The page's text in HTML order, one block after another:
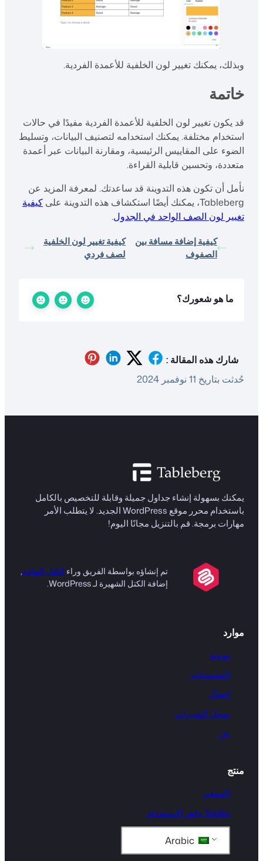
وبذلك، يمكنك تغيير لون الخلفية للأعمدة الفردية.
خاتمة
قد يكون تغيير لون الخلفية للأعمدة الفردية مفيدًا في حالات
استخدام مختلفة. يمكنك استخدامه لتصنيف البيانات، وتسليط
الضوء على المقاييس الرئيسية، ومقارنة البيانات عبر أعمدة
متعددة، وتحسين قابلية القراءة.
نأمل أن تكون هذه التدوينة قد ساعدتك. لمعرفة المزيد عن
Tableberg، يمكنك أيضًا استكشاف هذه التدوينة على
كيفية
تغيير لون الصف الواحد في الجدول.
كيفية إضافة مسافة بين
الصفوف
كيفية تغيير لون الخلفية
لصف فردي
ما هو شعورك؟
شارك هذه المقالة :
حُدثت بتاريخ 11 نوفمبر 2024
يمكنك بسهولة إنشاء جداول جميلة وقابلة للتخصيص بالكامل
باستخدام محرر موقع WordPress الجديد. لا يتطلب الأمر
مهارات برمجة. قم بالتنزيل مجانًا اليوم!
تم إنشاؤه بواسطة الفريق وراء الكتل النهائية,
إضافة الكتل الشهيرة لـ WordPress.
موارد
مدونة
المستندات
اتصال
سجل التغييرات
عن
منتج
التسعير
Tables جاهز الاستخدام
Arabic